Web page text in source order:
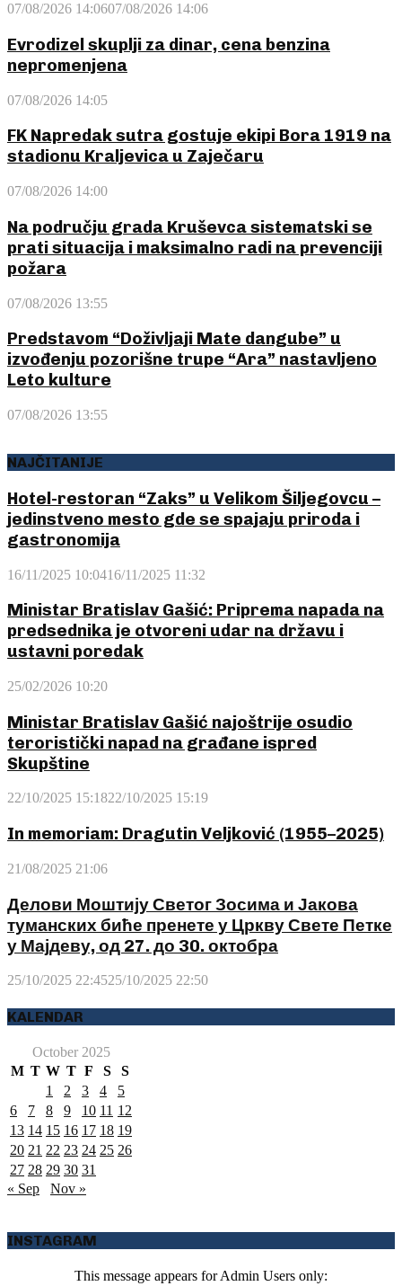
07/08/2026 14:0607/08/2026 14:06
Evrodizel skuplji za dinar, cena benzina
nepromenjena
07/08/2026 14:05
FK Napredak sutra gostuje ekipi Bora 1919 na
stadionu Kraljevica u Zaječaru
07/08/2026 14:00
Na području grada Kruševca sistematski se
prati situacija i maksimalno radi na prevenciji
požara
07/08/2026 13:55
Predstavom “Doživljaji Mate dangube” u
izvođenju pozorišne trupe “Ara” nastavljeno
Leto kulture
07/08/2026 13:55
NAJČITANIJE
Hotel-restoran “Zaks” u Velikom Šiljegovcu –
jedinstveno mesto gde se spajaju priroda i
gastronomija
16/11/2025 10:0416/11/2025 11:32
Ministar Bratislav Gašić: Priprema napada na
predsednika je otvoreni udar na državu i
ustavni poredak
25/02/2026 10:20
Ministar Bratislav Gašić najoštrije osudio
teroristički napad na građane ispred
Skupštine
22/10/2025 15:1822/10/2025 15:19
In memoriam: Dragutin Veljković (1955–2025)
21/08/2025 21:06
Делови Моштију Светог Зосима и Јакова
туманских биће пренете у Цркву Свете Петке
у Мајдеву, од 27. до 30. октобра
25/10/2025 22:4525/10/2025 22:50
KALENDAR
October 2025
M T W T F S
S
1
2 3 4
5
6
7 8 9 10 11 12
13 14 15 16 17 18 19
20 21 22 23 24 25 26
27 28 29 30 31
« Sep
Nov »
INSTAGRAM
This message appears for Admin Users only: